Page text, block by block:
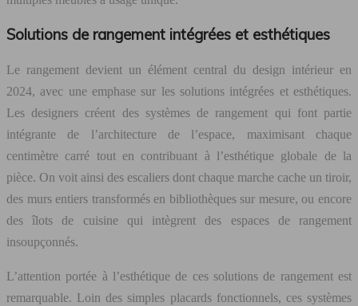
Solutions de rangement intégrées et esthétiques
Le rangement devient un élément central du design intérieur en
2024, avec une emphase sur les solutions intégrées et esthétiques.
Les designers créent des systèmes de rangement qui font partie
intégrante de l’architecture de l’espace, maximisant chaque
centimètre carré tout en contribuant à l’esthétique globale de la
pièce. On voit ainsi des escaliers dont chaque marche cache un tiroir,
des murs entiers transformés en bibliothèques sur mesure, ou encore
des îlots de cuisine qui intègrent des espaces de rangement
insoupçonnés.
L’attention portée à l’esthétique de ces solutions de rangement est
remarquable. Loin des simples placards fonctionnels, ces systèmes